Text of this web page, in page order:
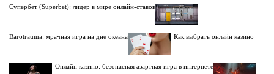
Супербет (Superbet): лидер в мире онлайн-ставок
Barotrauma: мрачная игра на дне океана Как выбрать онлайн казино
Онлайн казино: безопасная азартная игра в интернете